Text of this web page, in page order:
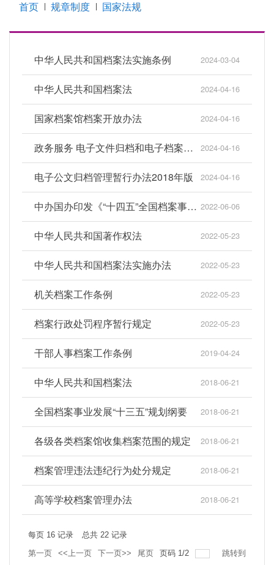
首页 规章制度 国家法规
2024-03-04
中华人民共和国档案法实施条例
2024-04-16
中华人民共和国档案法
2024-04-16
国家档案馆档案开放办法
2024-04-16
政务服务 电子文件归档和电子档案管理办法
2024-04-16
电子公文归档管理暂行办法2018年版
2022-06-06
中办国办印发《“十四五”全国档案事业发展规划》
2022-05-23
中华人民共和国著作权法
2022-05-23
中华人民共和国档案法实施办法
2022-05-23
机关档案工作条例
2022-05-23
档案行政处罚程序暂行规定
2019-04-24
干部人事档案工作条例
2018-06-21
中华人民共和国档案法
2018-06-21
全国档案事业发展“十三五”规划纲要
2018-06-21
各级各类档案馆收集档案范围的规定
2018-06-21
档案管理违法违纪行为处分规定
2018-06-21
高等学校档案管理办法
每页 16 记录 总共 22 记录
第一页
<<上一页 下一页>> 尾页 页码 1 /2 跳转到